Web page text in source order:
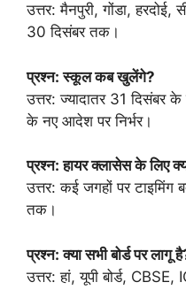
उत्तर: मैनपुरी, गोंडा,
30 दिसंबर तक।
प्रश्न: स्कूल कब खुलेंगे?
उत्तर: ज्यादातर 31 दिसंबर
के नए आदेश पर निर्भर।
प्रश्न: हायर क्लासेस के लिए
उत्तर: कई जगहों पर
तक।
प्रश्न: क्या सभी बोर्ड पर लागू
उत्तर: हां, यूपी बोर्ड, CBSE,